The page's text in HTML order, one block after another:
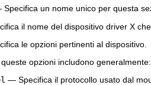
un nome unico per questa
il nome del dispositivo driver X
le opzioni pertinenti al dispositivo.
opzioni includono generalmente:
— Specifica il protocollo usato dal